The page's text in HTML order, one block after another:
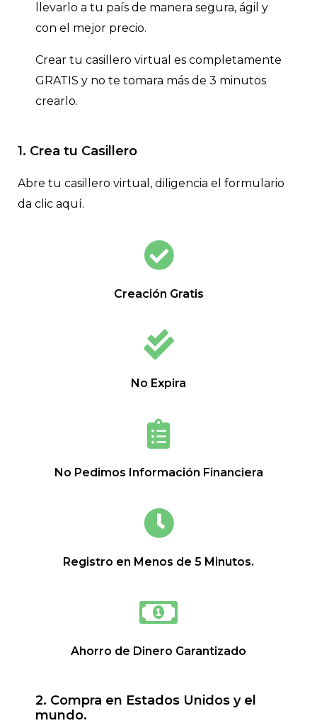
llevarlo a tu país de manera segura, ágil y
con el mejor precio.
Crear tu casillero virtual es completamente
GRATIS y no te tomara más de 3 minutos
crearlo.
1. Crea tu Casillero
Abre tu casillero virtual, diligencia el formulario
da clic aquí.
Creación Gratis
No Expira
No Pedimos Información Financiera
Registro en Menos de 5 Minutos.
Ahorro de Dinero Garantizado
2. Compra en Estados Unidos y el
mundo.